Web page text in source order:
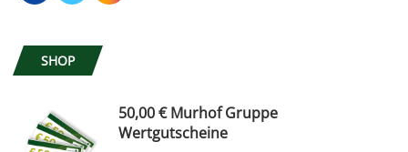
SHOP
50,00 € Murhof Gruppe
Wertgutscheine